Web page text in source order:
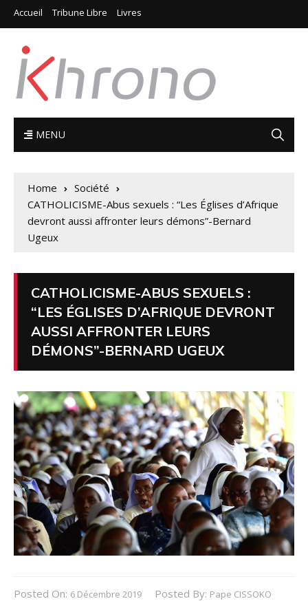
Accueil Tribune Libre Livres
MENU
Home
Société
CATHOLICISME-Abus sexuels : “Les Églises d’Afrique
devront aussi affronter leurs démons”-Bernard
Ugeux
CATHOLICISME-ABUS SEXUELS :
“LES ÉGLISES D’AFRIQUE DEVRONT
AUSSI AFFRONTER LEURS
DÉMONS”-BERNARD UGEUX
Posted On: 6 Décembre 2019 Posted By: Pape CISSOKO